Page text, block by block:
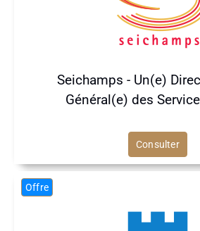
Seichamps - Un(e)
Général(e) des
Consulter
Offre